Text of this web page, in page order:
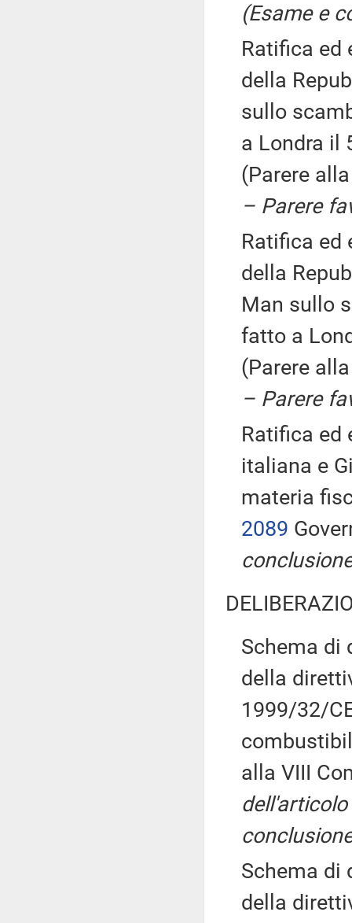
(Esame e
Ratifica ed
della
sullo
a Londra il
(Parere
– Parere
Ratifica ed
della
Man sullo
fatto a
(Parere
– Parere
Ratifica ed
italiana e
materia
2089
Schema di
della
1999/32/
alla VIII
dell'articolo
Schema di
della